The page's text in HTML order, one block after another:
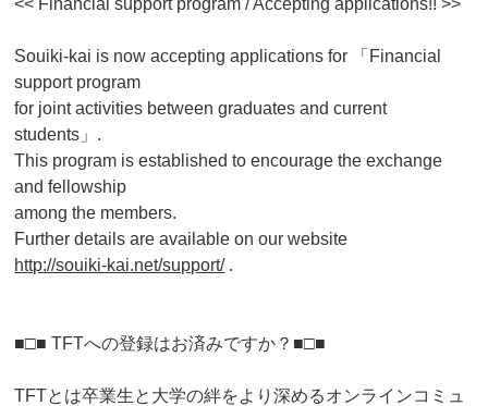
<< Financial support program / Accepting applications!! >>
Souiki-kai is now accepting applications for 「Financial
support program
for joint activities between graduates and current
students」.
This program is established to encourage the exchange
and fellowship
among the members.
Further details are available on our website
http://souiki-kai.net/support/.
■□■ TFTへの登録はお済みですか？■□■
TFTとは卒業生と大学の絆をより深めるオンラインコミュ